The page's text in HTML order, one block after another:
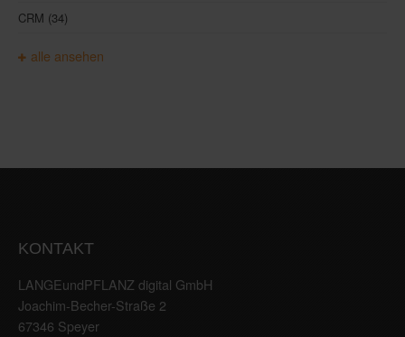
CRM (34)
alle ansehen
KONTAKT
LANGEundPFLANZ digital GmbH
Joachim-Becher-Straße 2
67346 Speyer